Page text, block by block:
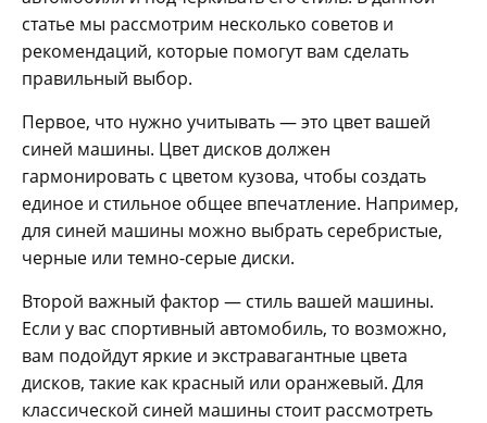
статье мы рассмотрим несколько советов и
рекомендаций, которые помогут вам сделать
правильный выбор.
Первое, что нужно учитывать — это цвет вашей
синей машины. Цвет дисков должен
гармонировать с цветом кузова, чтобы создать
единое и стильное общее впечатление. Например,
для синей машины можно выбрать серебристые,
черные или темно-серые диски.
Второй важный фактор — стиль вашей машины.
Если у вас спортивный автомобиль, то возможно,
вам подойдут яркие и экстравагантные цвета
дисков, такие как красный или оранжевый. Для
классической синей машины стоит рассмотреть